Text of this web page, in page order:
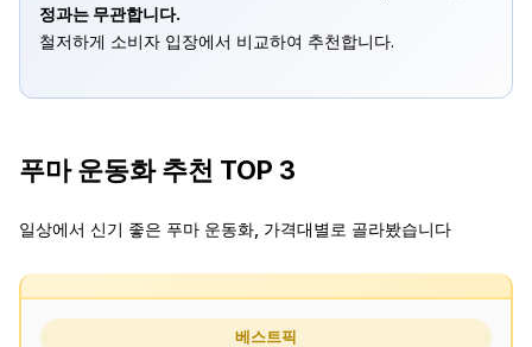
정과는 무관합니다.
철저하게 소비자 입장에서 비교하여 추천합니다.
푸마 운동화 추천 TOP 3
일상에서 신기 좋은 푸마 운동화, 가격대별로 골라봤습니다
베스트픽